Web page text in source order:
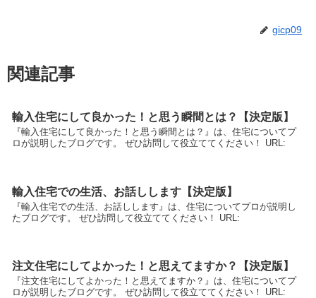
gicp09
関連記事
輸入住宅にして良かった！と思う瞬間とは？【決定版】
『輸入住宅にして良かった！と思う瞬間とは？』は、住宅についてプ
ロが説明したブログです。 ぜひ訪問して役立ててください！ URL:
輸入住宅での生活、お話しします【決定版】
『輸入住宅での生活、お話しします』は、住宅についてプロが説明し
たブログです。 ぜひ訪問して役立ててください！ URL:
注文住宅にしてよかった！と思えてますか？【決定版】
『注文住宅にしてよかった！と思えてますか？』は、住宅についてプ
ロが説明したブログです。 ぜひ訪問して役立ててください！ URL: